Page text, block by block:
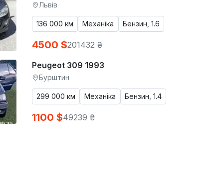
Львів
136 000 км Механіка Бензин, 1.6
4500 $201432 ₴
Peugeot 309 1993
Бурштин
299 000 км Механіка Бензин, 1.4
1100 $49239 ₴